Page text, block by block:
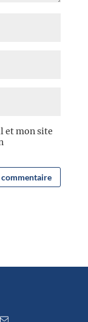
et mon site